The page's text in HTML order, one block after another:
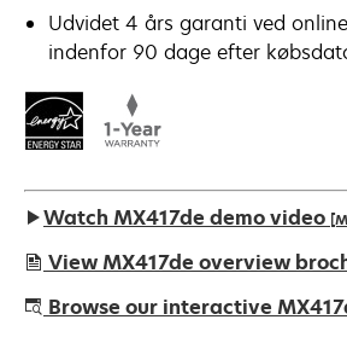
Udvidet 4 års garanti ved
indenfor 90 dage efter
Watch MX417de demo video
View MX417de overview
opens
Browse our interactive